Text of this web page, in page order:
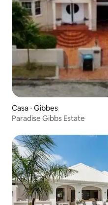
Casa ⋅ Gibbes
Paradise Gibbs Estate